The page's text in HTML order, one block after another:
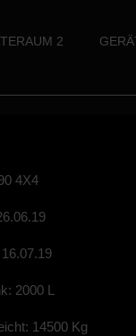
2
4X4
2000 L
14500 Kg